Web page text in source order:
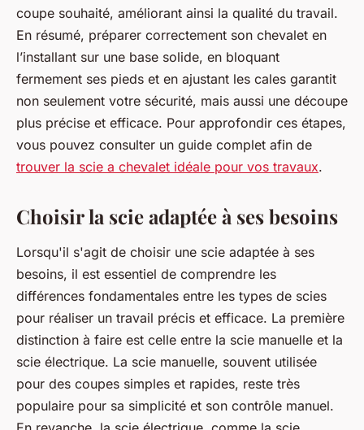
coupe souhaité, améliorant ainsi la qualité du travail.
En résumé, préparer correctement son chevalet en
l’installant sur une base solide, en bloquant
fermement ses pieds et en ajustant les cales garantit
non seulement votre sécurité, mais aussi une découpe
plus précise et efficace. Pour approfondir ces étapes,
vous pouvez consulter un guide complet afin de
trouver la scie a chevalet idéale pour vos travaux.
Choisir la scie adaptée à ses besoins
Lorsqu'il s'agit de choisir une scie adaptée à ses
besoins, il est essentiel de comprendre les
différences fondamentales entre les types de scies
pour réaliser un travail précis et efficace. La première
distinction à faire est celle entre la scie manuelle et la
scie électrique. La scie manuelle, souvent utilisée
pour des coupes simples et rapides, reste très
populaire pour sa simplicité et son contrôle manuel.